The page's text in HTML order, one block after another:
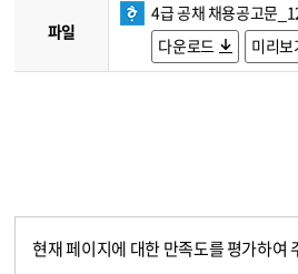
파일
4급 공채 채용공고문
다운로드
미리보
현재 페이지에 대한 만족도를 평가하여